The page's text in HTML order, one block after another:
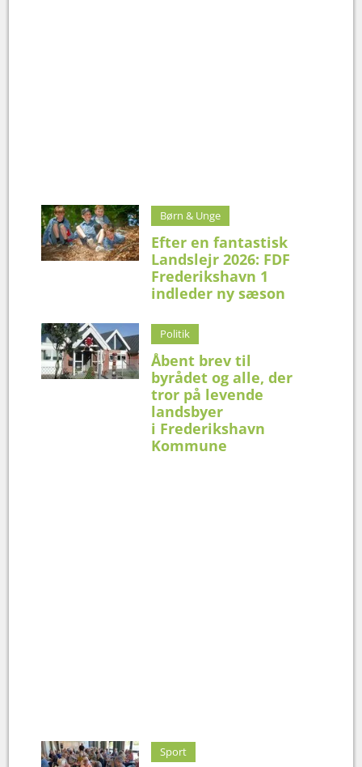
Børn & Unge
Efter en fantastisk
Landslejr 2026: FDF
Frederikshavn 1
indleder ny sæson
Politik
Åbent brev til
byrådet og alle, der
tror på levende
landsbyer
i Frederikshavn
Kommune
Sport